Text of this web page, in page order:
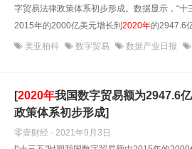
字贸易法律政策体系初步形成。数据显示，“十
2015年的2000亿美元增长到2020年的2947.6
美亚柏科 数字贸易 数据产业日报
[2020年我国数字贸易额为2947.6
政策体系初步形成]
零壹财经 · 2021年9月3日